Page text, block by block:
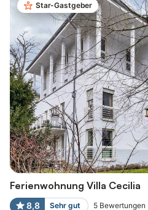
Star-Gastgeber
Ferienwohnung Villa Cecilia
8,8 Sehr gut 5 Bewertungen